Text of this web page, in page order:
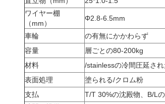
ワイヤー棚
（mm）
Φ2.8-6.5mm
車輪
の有無にかかわらず
容量
層ごとの80-200kg
材料
/stainlessの冷間圧延さ
表面処理
塗られる/クロム粉
支払
T/T 30%の沈殿物、B/L